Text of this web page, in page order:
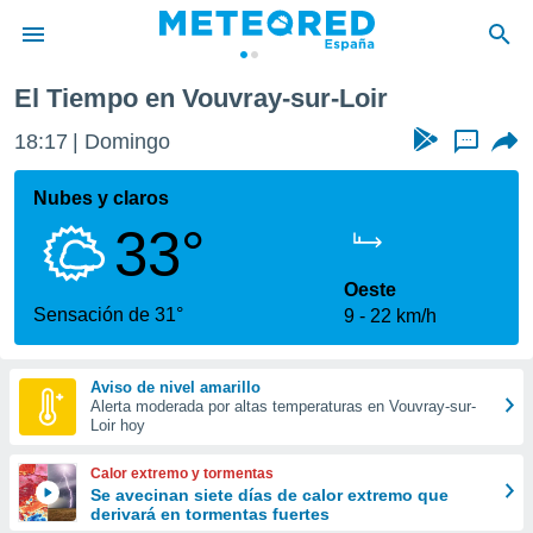
de
por
que se
calidad.
a este
las
y
forma
digital
basada
El Tiempo en Vouvray-sur-Loir
18:17 Domingo ...
Nubes y claros
33°
Sensación de 31°
Oeste
9
22 km/h
Aviso de nivel amarillo
Alerta moderada por altas temperaturas en Vouvray-sur-
Loir hoy
Calor extremo y tormentas
Se avecinan siete días de calor extremo que
derivará en tormentas fuertes